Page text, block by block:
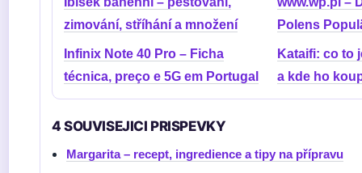
zimování, stříhání a množení
Polens
Infinix Note 40 Pro – Ficha
técnica, preço e 5G em Portugal
Kataifi: co to
a kde ho
4 SOUVISEJICI PRISPEVKY
Margarita – recept, ingredience a tipy na přípravu